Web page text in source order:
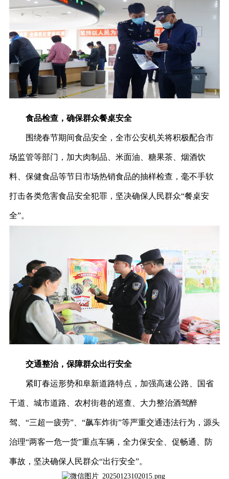
食品检查，确保群众餐桌安全
围绕春节期间食品安全，全市公安机关将积极配合市
场监管等部门，加大肉制品、米面油、糖果茶、烟酒饮
料、保健食品等节日市场热销食品的抽样检查，毫不手软
打击各类危害食品安全犯罪，坚决确保人民群众“餐桌安
全”。
交通整治，保障群众出行安全
紧盯春运形势和阜新道路特点，加强高速公路、国省
干道、城市道路、农村街巷的巡查、大力整治酒驾醉
驾、“三超一疲劳”、“飙车炸街”等严重交通违法行为，源头
治理“两客一危一货”重点车辆，全力保安全、促畅通、防
事故，坚决确保人民群众“出行安全”。